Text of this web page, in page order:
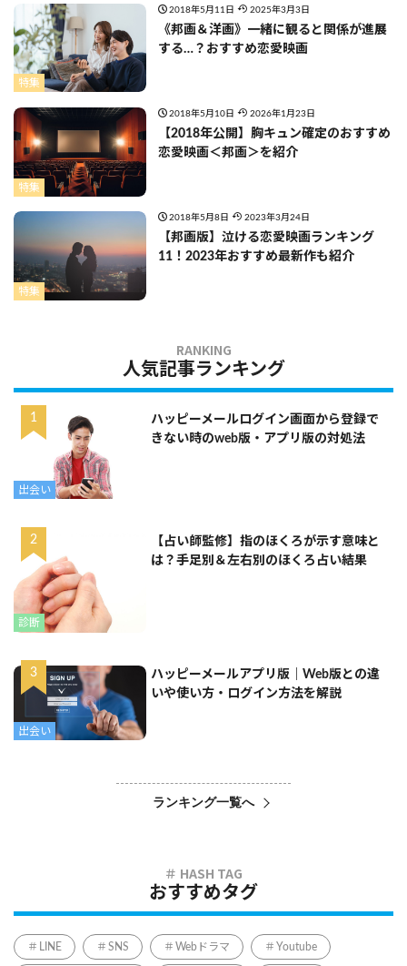
特集
2018年5月11日 2025年3月3日
《邦画＆洋画》一緒に観ると関係が進展
する…？おすすめ恋愛映画
特集
2018年5月10日 2026年1月23日
【2018年公開】胸キュン確定のおすすめ
恋愛映画＜邦画＞を紹介
特集
2018年5月8日 2023年3月24日
【邦画版】泣ける恋愛映画ランキング
11！2023年おすすめ最新作も紹介
人気記事ランキング
出会い
ハッピーメールログイン画面から登録で
きない時のweb版・アプリ版の対処法
診断
【占い師監修】指のほくろが示す意味と
は？手足別＆左右別のほくろ占い結果
出会い
ハッピーメールアプリ版｜Web版との違
いや使い方・ログイン方法を解説
ランキング一覧へ
おすすめタグ
LINE SNS Webドラマ Youtube